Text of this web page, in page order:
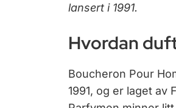
lansert i 1991.
Hvordan
Boucheron Pour
1991, og er laget av